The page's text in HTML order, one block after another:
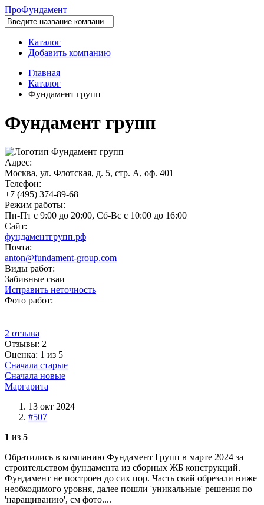
ПроФундамент
Каталог
Добавить компанию
Главная
Каталог
Фундамент групп
Фундамент групп
Адрес:
Москва, ул. Флотская, д. 5, стр. А, оф. 401
Телефон:
+7 (495) 374-89-68
Режим работы:
Пн-Пт с 9:00 до 20:00, Сб-Вс с 10:00 до 16:00
Сайт:
фундаментгрупп.рф
Почта:
anton@fundament-group.com
Виды работ:
Забивные сваи
Исправить неточность
Фото работ:
2 отзыва
Отзывы: 2
Оценка: 1 из 5
Сначала старые
Сначала новые
Маргарита
13 окт 2024
#507
1 из 5
Обратились в компанию Фундамент Групп в марте 2024 за
строительством фундамента из сборных ЖБ конструкций.
Фундамент не построен до сих пор. Часть свай обрезали ниже
необходимого уровня, далее пошли 'уникальные' решения по
'наращиванию', см фото....